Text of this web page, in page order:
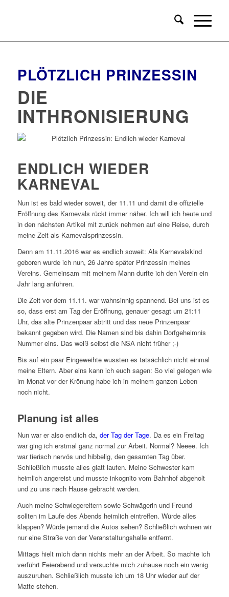
PLÖTZLICH PRINZESSIN
DIE
INTHRONISIERUNG
ENDLICH WIEDER
KARNEVAL
Nun ist es bald wieder soweit, der 11.11 und damit die offizielle
Eröffnung des Karnevals rückt immer näher. Ich will ich heute und
in den nächsten Artikel mit zurück nehmen auf eine Reise, durch
meine Zeit als Karnevalsprinzessin.
Denn am 11.11.2016 war es endlich soweit: Als Karnevalskind
geboren wurde ich nun, 26 Jahre später Prinzessin meines
Vereins. Gemeinsam mit meinem Mann durfte ich den Verein ein
Jahr lang anführen.
Die Zeit vor dem 11.11. war wahnsinnig spannend. Bei uns ist es
so, dass erst am Tag der Eröffnung, genauer gesagt um 21:11
Uhr, das alte Prinzenpaar abtritt und das neue Prinzenpaar
bekannt gegeben wird. Die Namen sind bis dahin Dorfgeheimnis
Nummer eins. Das weiß selbst die NSA nicht früher ;-)
Bis auf ein paar Eingeweihte wussten es tatsächlich nicht einmal
meine Eltern. Aber eins kann ich euch sagen: So viel gelogen wie
im Monat vor der Krönung habe ich in meinem ganzen Leben
noch nicht.
Planung ist alles
Nun war er also endlich da, der Tag der Tage. Da es ein Freitag
war ging ich erstmal ganz normal zur Arbeit. Normal? Neeee. Ich
war tierisch nervös und hibbelig, den gesamten Tag über.
Schließlich musste alles glatt laufen. Meine Schwester kam
heimlich angereist und musste inkognito vom Bahnhof abgeholt
und zu uns nach Hause gebracht werden.
Auch meine Schwiegereltern sowie Schwägerin und Freund
sollten im Laufe des Abends heimlich eintreffen. Würde alles
klappen? Würde jemand die Autos sehen? Schließlich wohnen wir
nur eine Straße von der Veranstaltungshalle entfernt.
Mittags hielt mich dann nichts mehr an der Arbeit. So machte ich
verführt Feierabend und versuchte mich zuhause noch ein wenig
auszuruhen. Schließlich musste ich um 18 Uhr wieder auf der
Matte stehen.